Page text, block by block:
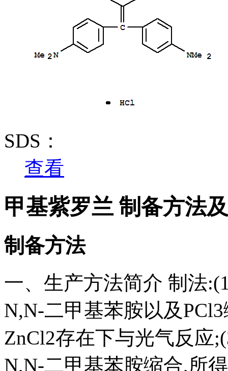
SDS：
查看
甲基紫罗兰 制备方法
制备方法
一、生产方法简介 制法
N,N-二甲基苯胺以及
ZnCl2存在下与光气反应
N,N-二甲基苯胺缩合,所